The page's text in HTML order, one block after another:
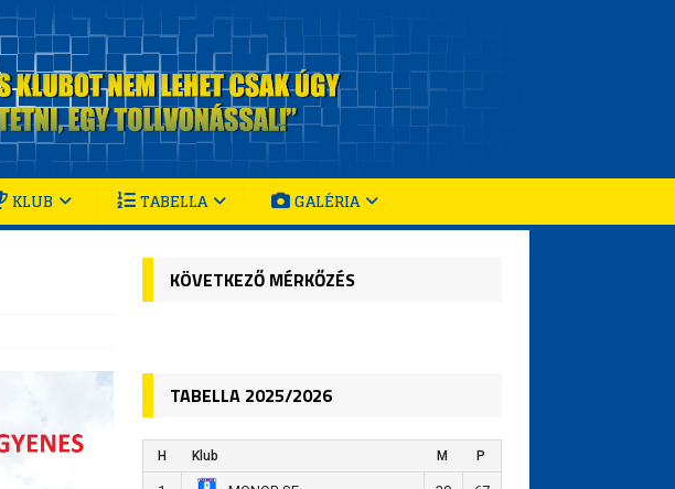
KLUB TABELLA GALÉRIA
KÖVETKEZŐ MÉRKŐZÉS
TABELLA 2025/2026
H Klub M P